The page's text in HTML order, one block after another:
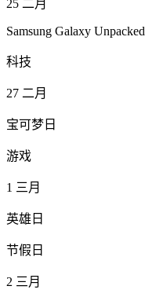
25 二月
Samsung Galaxy Unpacked
科技
27 二月
宝可梦日
游戏
1 三月
英雄日
节假日
2 三月